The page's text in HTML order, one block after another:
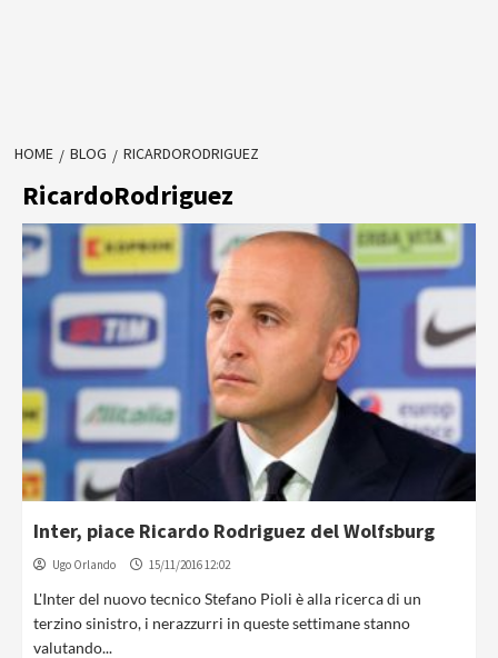
HOME BLOG RICARDORODRIGUEZ
RicardoRodriguez
Inter, piace Ricardo Rodriguez del Wolfsburg
Ugo Orlando 15/11/2016 12:02
L'Inter del nuovo tecnico Stefano Pioli è alla ricerca di un
terzino sinistro, i nerazzurri in queste settimane stanno
valutando...